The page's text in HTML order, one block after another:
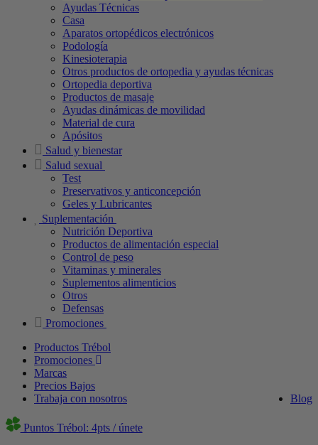
Ayudas Técnicas
Casa
Aparatos ortopédicos electrónicos
Podología
Kinesioterapia
Otros productos de ortopedia y ayudas técnicas
Ortopedia deportiva
Productos de masaje
Ayudas dinámicas de movilidad
Material de cura
Apósitos
Salud y bienestar
Salud sexual
Test
Preservativos y anticoncepción
Geles y Lubricantes
Suplementación
Nutrición Deportiva
Productos de alimentación especial
Control de peso
Vitaminas y minerales
Suplementos alimenticios
Otros
Defensas
Promociones
Productos Trébol
Promociones
Marcas
Precios Bajos
Blog
Trabaja con nosotros
Puntos Trébol: 4pts / únete